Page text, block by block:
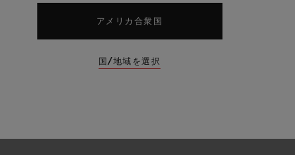
アメリカ合衆国
国/地域を選択